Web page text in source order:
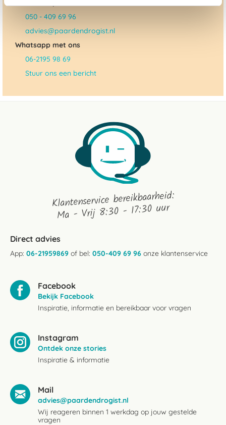
050 - 409 69 96
advies@paardendrogist.nl
Whatsapp met ons
06-2195 98 69
Stuur ons een bericht
Klantenservice bereikbaarheid:
Ma - Vrij 8:30 - 17:30 uur
Direct advies
App: 06-21959869 of bel: 050-409 69 96 onze klantenservice
Facebook
Bekijk Facebook
Inspiratie, informatie en bereikbaar voor vragen
Instagram
Ontdek onze stories
Inspiratie & informatie
Mail
advies@paardendrogist.nl
Wij reageren binnen 1 werkdag op jouw gestelde
vragen